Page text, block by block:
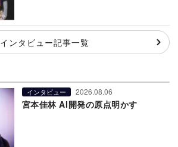
インタビュー記事一覧
インタビュー 2026.08.06
宮本佳林 AI開発の原点明かす